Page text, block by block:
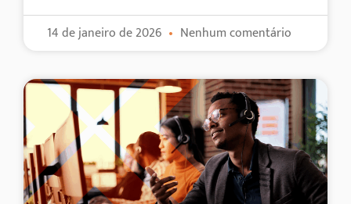
14 de janeiro de 2026 Nenhum comentário